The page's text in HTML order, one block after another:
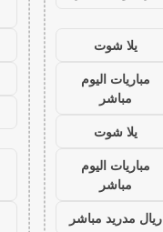
يلا شوت
مباريات اليوم
مباشر
يلا شوت
مباريات اليوم
مباشر
ريال مدريد مباشر